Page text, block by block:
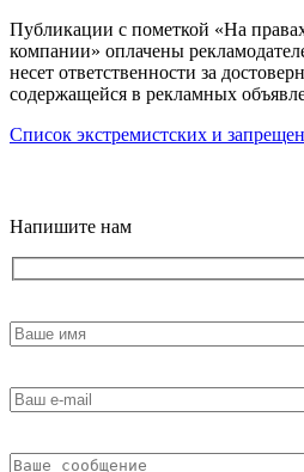
Публикации с пометкой «На
компании» оплачены
несет ответственности за
содержащейся в рекламных
Список экстремистских и
Напишите нам